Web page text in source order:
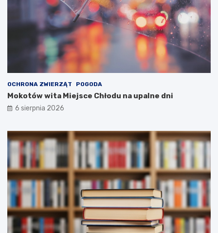
OCHRONA ZWIERZĄT POGODA
Mokotów wita Miejsce Chłodu na upalne dni
6 sierpnia 2026